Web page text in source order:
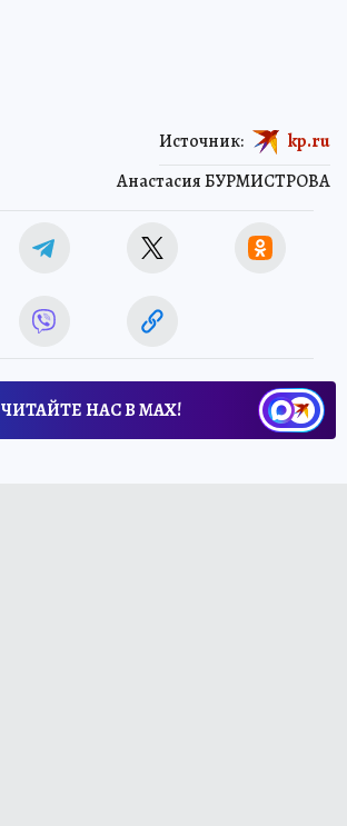
Анастасия БУРМИСТРОВА
Источник: kp.ru
ЧИТАЙТЕ НАС В МАХ!